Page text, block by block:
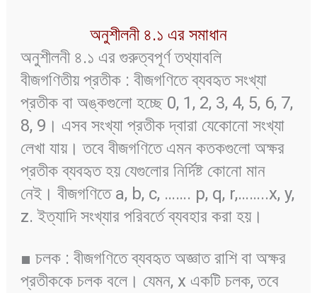
অনুশীলনী ৪.১ এর সমাধান
অনুশীলনী ৪.১ এর গুরুত্বপূর্ণ তথ্যাবলি
বীজগণিতীয় প্রতীক : বীজগণিতে ব্যবহৃত সংখ্যা
প্রতীক বা অঙ্কগুলো হচ্ছে 0, 1, 2, 3, 4, 5, 6, 7,
8, 9। এসব সংখ্যা প্রতীক দ্বারা যেকোনো সংখ্যা
লেখা যায়। তবে বীজগণিতে এমন কতকগুলো অক্ষর
প্রতীক ব্যবহৃত হয় যেগুলোর নির্দিষ্ট কোনো মান
নেই। বীজগণিতে a, b, c, ……. p, q, r,……..x, y,
z. ইত্যাদি সংখ্যার পরিবর্তে ব্যবহার করা হয়।
■ চলক : বীজগণিতে ব্যবহৃত অজ্ঞাত রাশি বা অক্ষর
প্রতীককে চলক বলে। যেমন, x একটি চলক, তবে